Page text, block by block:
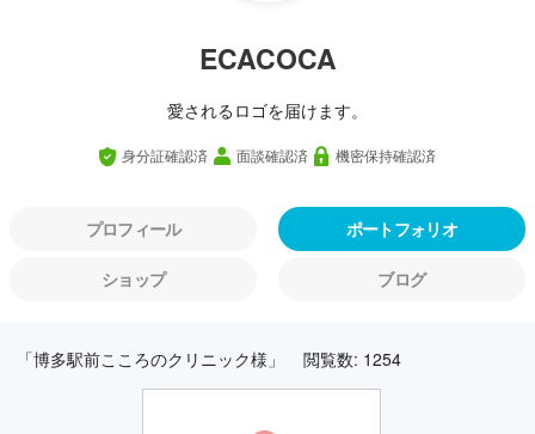
ECACOCA
愛されるロゴを届けます。
身分証確認済 面談確認済 機密保持確認済
プロフィール ポートフォリオ
ショップ ブログ
「博多駅前こころのクリニック様」 閲覧数: 1254